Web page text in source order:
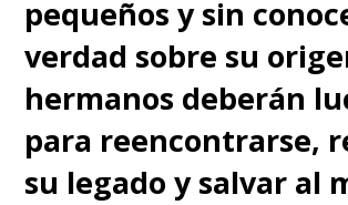
pequeños y sin
verdad sobre su
hermanos deberán
para reencontrarse,
su legado y salvar al